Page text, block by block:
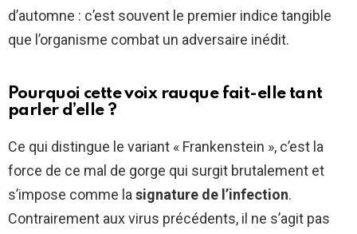
d’automne : c’est souvent le premier indice tangible
que l’organisme combat un adversaire inédit.
Pourquoi cette voix rauque fait-elle tant
parler d’elle ?
Ce qui distingue le variant « Frankenstein », c’est la
force de ce mal de gorge qui surgit brutalement et
s’impose comme lasignature de l’infection.
Contrairement aux virus précédents, il ne s’agit pas